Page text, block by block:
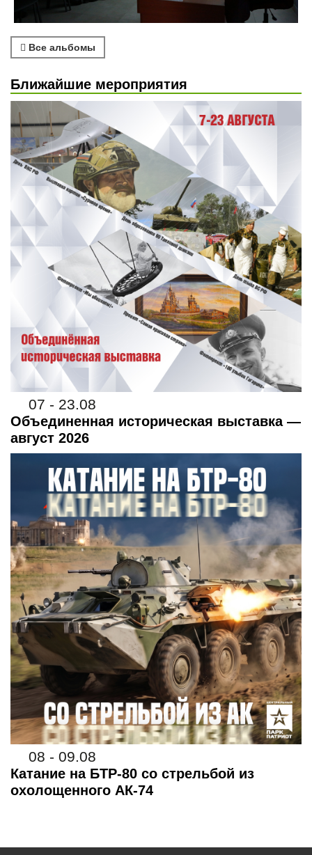
Все альбомы
Ближайшие мероприятия
07 - 23.08
Объединенная историческая выставка —
август 2026
08 - 09.08
Катание на БТР-80 со стрельбой из
охолощенного АК-74